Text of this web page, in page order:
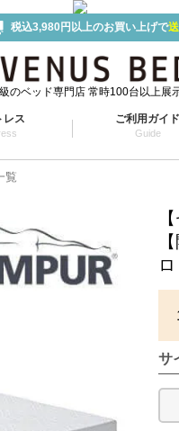
税込3,980円以上のお買い上げで
のベッド専門店 常時100台以上展
レス ご利用ガイド
Guide
覧
サ